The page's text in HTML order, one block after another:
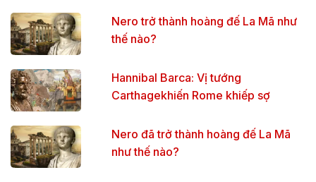
Nero trở thành hoàng đế La Mã như
thế nào?
Hannibal Barca: Vị tướng
Carthagekhiến Rome khiếp sợ
Nero đã trở thành hoàng đế La Mã
như thế nào?